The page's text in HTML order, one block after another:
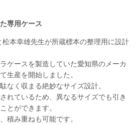
専用ケース
本幸雄先生が所蔵標本の整理用に設計
ケースを製造していた愛知県のメーカ
生産を開始しました。
なく収まる絶妙なサイズ設計。
れているため、異なるサイズでも引き
とができます。
積み重ねも可能です。